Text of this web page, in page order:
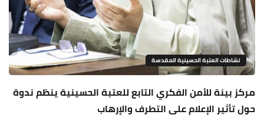
نشاطات العتبة الحسينية المقدسة
مركز بينة للأمن الفكري التابع للعتبة الحسينية ينظم ندوة
حول تأثير الإعلام على التطرف والإرهاب